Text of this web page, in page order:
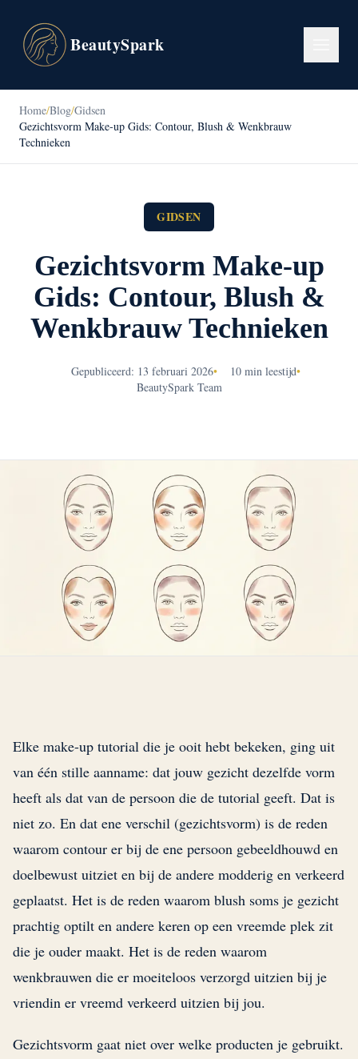
BeautySpark
Home/Blog/Gidsen
Gezichtsvorm Make-up Gids: Contour, Blush & Wenkbrauw
Technieken
GIDSEN
Gezichtsvorm Make-up
Gids: Contour, Blush &
Wenkbrauw Technieken
Gepubliceerd: 13 februari 2026• 10 min leestijd•
BeautySpark Team
Elke make-up tutorial die je ooit hebt bekeken, ging uit
van één stille aanname: dat jouw gezicht dezelfde vorm
heeft als dat van de persoon die de tutorial geeft. Dat is
niet zo. En dat ene verschil (gezichtsvorm) is de reden
waarom contour er bij de ene persoon gebeeldhouwd en
doelbewust uitziet en bij de andere modderig en verkeerd
geplaatst. Het is de reden waarom blush soms je gezicht
prachtig optilt en andere keren op een vreemde plek zit
die je ouder maakt. Het is de reden waarom
wenkbrauwen die er moeiteloos verzorgd uitzien bij je
vriendin er vreemd verkeerd uitzien bij jou.
Gezichtsvorm gaat niet over welke producten je gebruikt.